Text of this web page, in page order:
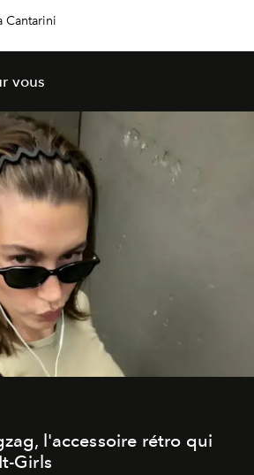
Paltrow.
Cantarini
vous
l'accessoire rétro qui
Girls